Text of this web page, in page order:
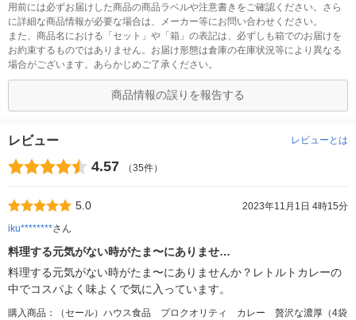
用前には必ずお届けした商品の商品ラベルや注意書きをご確認ください。さら
に詳細な商品情報が必要な場合は、メーカー等にお問い合わせください。
また、商品名における「セット」や「箱」の表記は、必ずしも箱でのお届けを
お約束するものではありません。お届け形態は倉庫の在庫状況等により異なる
場合がございます。あらかじめご了承ください。
商品情報の誤りを報告する
レビュー レビューとは
4.57 （35件）
5.0
2023年11月1日 4時15分
iku********さん
料理する元気がない時がたま〜にありませ…
料理する元気がない時がたま〜にありませんか？レトルトカレーの
中でコスパよく味よくで気に入っています。
購入商品：（セール）ハウス食品 プロクオリティ カレー 贅沢な濃厚（4袋